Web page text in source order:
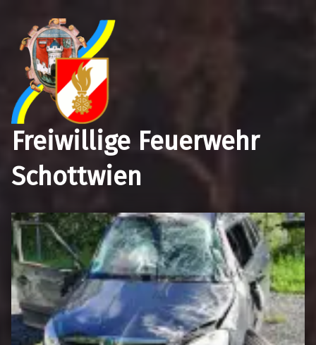
Freiwillige Feuerwehr
Schottwien